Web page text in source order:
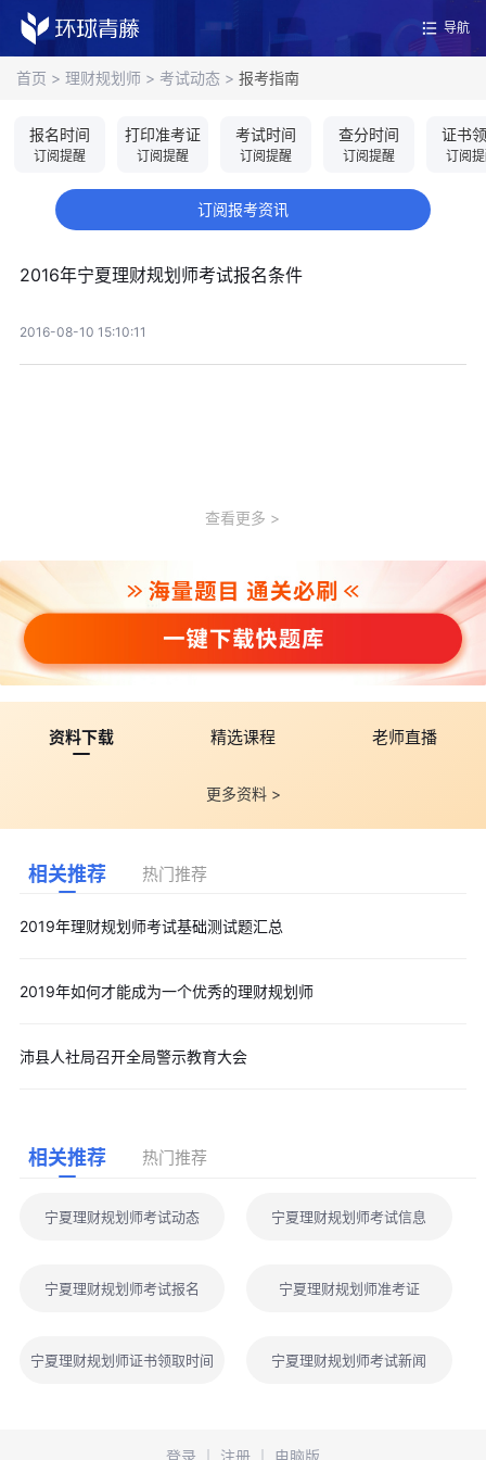
导航
首页 > 理财规划师 > 考试动态 > 报考指南
报名时间
订阅提醒
打印准考证
订阅提醒
考试时间
订阅提醒
查分时间
订阅提醒
证书
订阅
订阅报考资讯
2016年宁夏理财规划师考试报名条件
2016-08-10 15:10:11
查看更多
资料下载 精选课程 老师直播
更多资料 >
相关推荐 热门推荐
2019年理财规划师考试基础测试题汇总
2019年如何才能成为一个优秀的理财规划师
沛县人社局召开全局警示教育大会
相关推荐 热门推荐
宁夏理财规划师考试动态 宁夏理财规划师考试信息
宁夏理财规划师考试报名 宁夏理财规划师准考证
宁夏理财规划师证书领取时间 宁夏理财规划师考试新闻